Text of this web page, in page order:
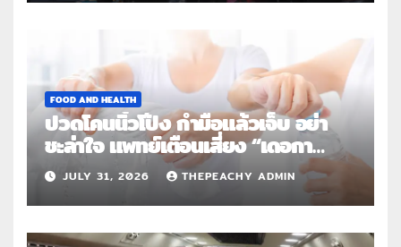
FOOD AND HEALTH
ปวดโคนนิ้วโป้ง กำมือแล้วเจ็บ อย่า
ชะล่าใจ แพทย์เตือนเสี่ยง “เดอกา
แวง” โรคปลอกหุ้มเอ็นอักเสบจากการ
ใช้งานซ้ำ
JULY 31, 2026 THEPEACHY ADMIN